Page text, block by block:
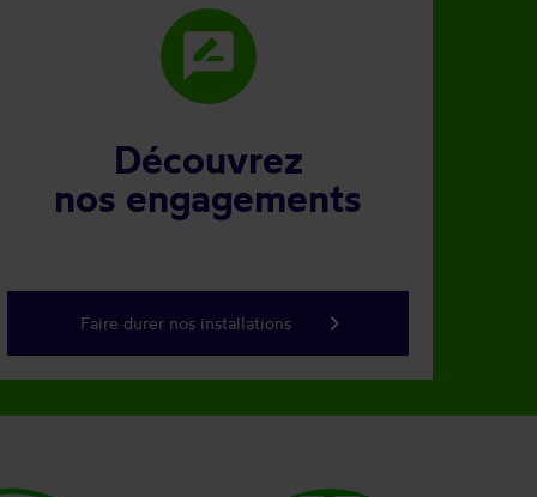
rate_review
Découvrez
nos engagements
Faire durer nos installations keyboard_arrow_right